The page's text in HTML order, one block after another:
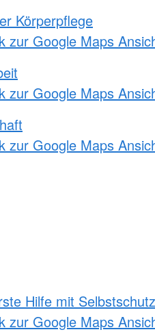
Körperpflege
zur Google Maps
zur Google Maps
zur Google Maps
Hilfe mit
zur Google Maps